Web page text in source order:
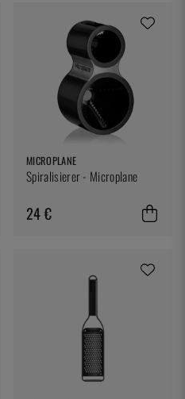
MICROPLANE
Spiralisierer - Microplane
24 €